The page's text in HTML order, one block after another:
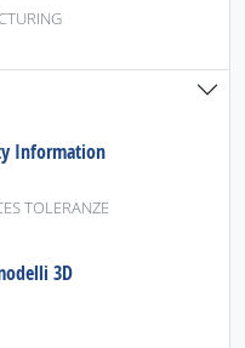
Information
TOLERANZE
3D